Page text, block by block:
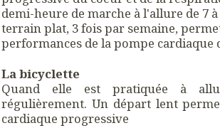
demi-heure de marche à l'allure de 7
terrain plat, 3 fois par semaine,
performances de la pompe cardiaque
La bicyclette
Quand elle est pratiquée à
régulièrement. Un départ lent
cardiaque progressive